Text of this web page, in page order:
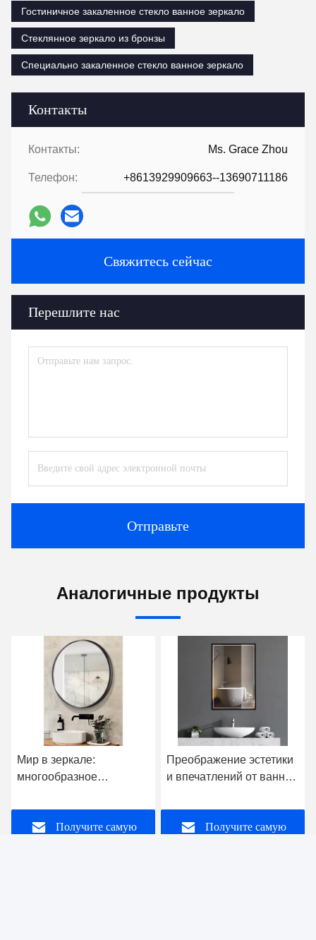
Контакты
Контакты: Ms. Grace Zhou
Телефон: +8613929909663--13690711186
Свяжитесь сейчас
Перешлите нас
Отправьте
Гостиничное закаленное стекло ванное зеркало
Стеклянное зеркало из бронзы
Специально закаленное стекло ванное зеркало
Аналогичные продукты
Преображение эстетики
и впечатлений от ванной
очарование умных
зеркал для ванной
Получите самую
Exploring the Charm of
Bathroom Mirrors: A
of Advantages and
Diverse Application
Получите самую